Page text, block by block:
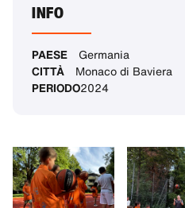
INFO
PAESE Germania
CITTÀ Monaco di Baviera
PERIODO2024